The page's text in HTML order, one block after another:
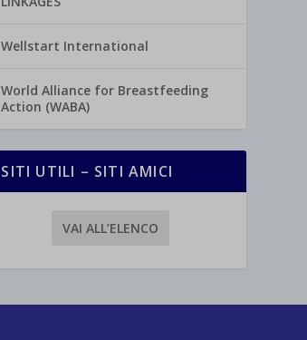
Wellstart International
World Alliance for Breastfeeding
Action (WABA)
SITI UTILI – SITI AMICI
VAI ALL’ELENCO